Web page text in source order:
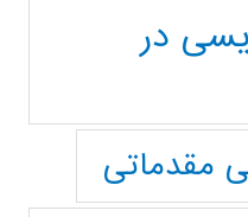
در
مقدماتی